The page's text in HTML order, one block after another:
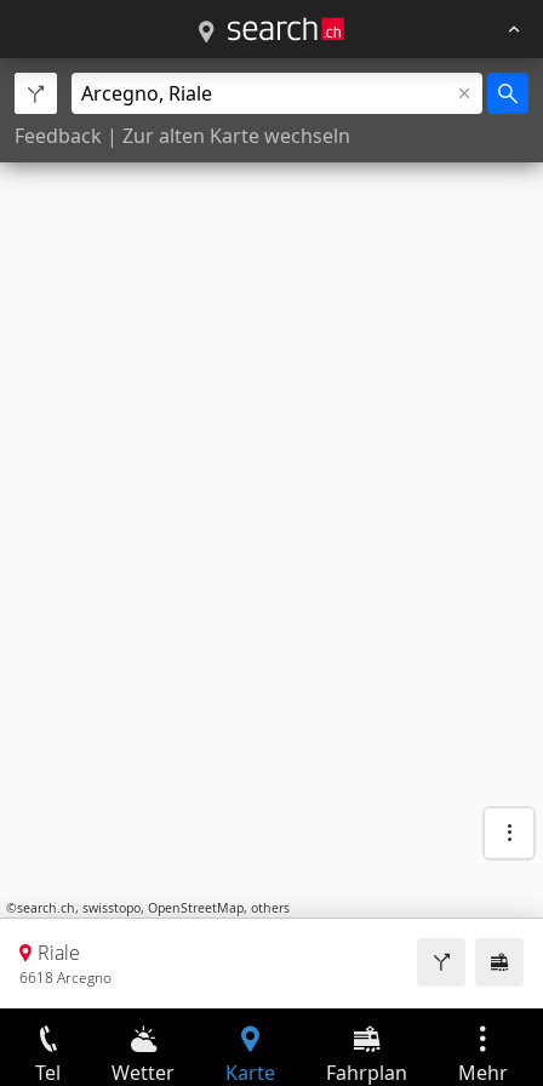
Feedback | Zur alten Karte wechseln
©search.ch, swisstopo, OpenStreetMap, others
Riale
6618 Arcegno
Tel Wetter Karte Fahrplan Mehr